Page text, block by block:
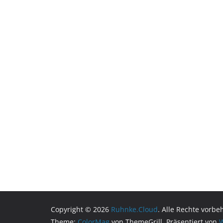
Copyright © 2026 Ruhnke.Cloud. Alle Rechte